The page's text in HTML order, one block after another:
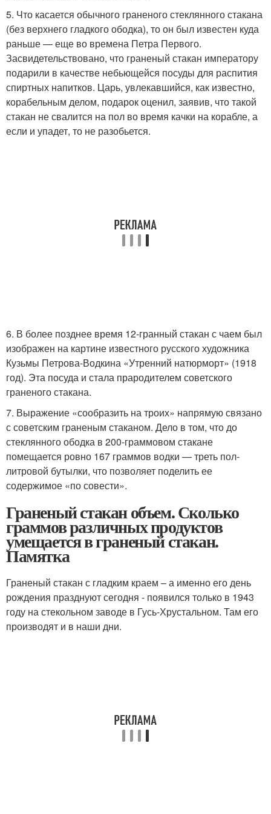
5. Что касается обычного граненого стеклянного стакана
(без верхнего гладкого ободка), то он был известен куда
раньше — еще во времена Петра Первого.
Засвидетельствовано, что граненый стакан императору
подарили в качестве небьющейся посуды для распития
спиртных напитков. Царь, увлекавшийся, как известно,
корабельным делом, подарок оценил, заявив, что такой
стакан не свалится на пол во время качки на корабле, а
если и упадет, то не разобьется.
6. В более позднее время 12-гранный стакан с чаем был
изображен на картине известного русского художника
Кузьмы Петрова-Водкина «Утренний натюрморт» (1918
год). Эта посуда и стала прародителем советского
граненого стакана.
7. Выражение «сообразить на троих» напрямую связано
с советским граненым стаканом. Дело в том, что до
стеклянного ободка в 200-граммовом стакане
помещается ровно 167 граммов водки — треть пол-
литровой бутылки, что позволяет поделить ее
содержимое «по совести».
Граненый стакан объем. Сколько
граммов различных продуктов
умещается в граненый стакан.
Памятка
Граненый стакан с гладким краем – а именно его день
рождения празднуют сегодня - появился только в 1943
году на стекольном заводе в Гусь-Хрустальном. Там его
производят и в наши дни.